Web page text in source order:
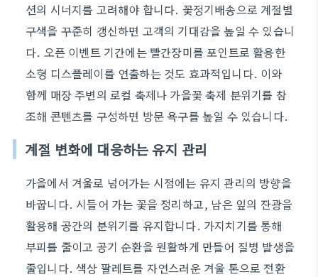
션의 시너지를 고려해야 합니다. 꽃정기배송으로 계절별
구색을 꾸준히 갱신하면 고객의 기대감을 높일 수 있습니
다. 오픈 이벤트 기간에는 빨간장미를 포인트로 활용한
소형 디스플레이를 연출하는 것도 효과적입니다. 이와
함께 매장 주변의 로컬 축제나 가을꽃 축제 분위기를 참
조해 콘텐츠를 구성하면 방문 욕구를 높일 수 있습니다.
계절 변화에 대응하는 유지 관리
가을에서 겨울로 넘어가는 시점에는 유지 관리의 방향을
바꿉니다. 시들어 가는 꽃을 정리하고, 남은 잎의 잔광을
활용해 공간의 분위기를 유지합니다. 가지치기를 통해
부피를 줄이고 공기 순환을 원활하게 만들어 질병 발생을
줄입니다. 색상 팔레트를 자연스러운 겨울 톤으로 전환